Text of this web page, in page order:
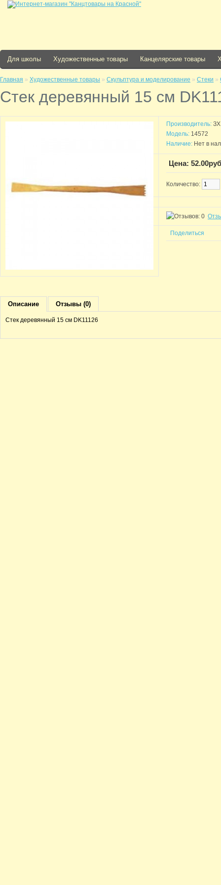
Для школы Художественные товары Канцелярские товары
Главная » Художественные товары » Скульптура и моделирование » Стеки »
Стек деревянный 15 см
Производитель:
Модель: 14572
Наличие: Нет в
Цена:
Количество:
Поделиться
Описание Отзывы (0)
Стек деревянный 15 см DK11126